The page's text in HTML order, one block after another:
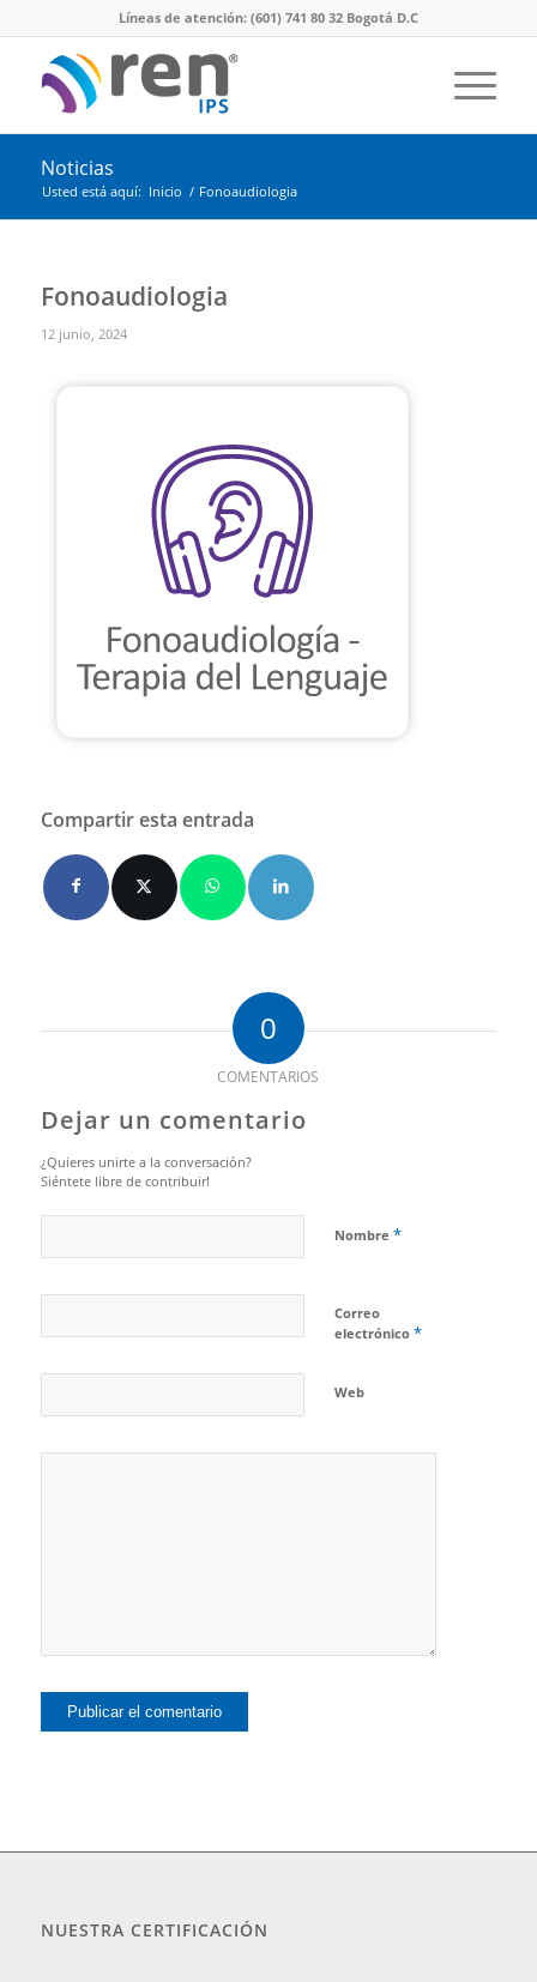
Líneas de atención: (601) 741 80 32 Bogotá D.C
Noticias
Usted está aquí: Inicio / Fonoaudiologia
Fonoaudiologia
12 junio, 2024
Compartir esta entrada
0
COMENTARIOS
Dejar un comentario
¿Quieres unirte a la conversación?
Siéntete libre de contribuir!
Nombre *
Correo
electrónico *
Web
NUESTRA CERTIFICACIÓN